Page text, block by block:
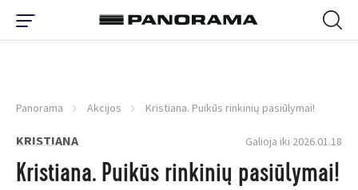
Panorama Akcijos Kristiana. Puikūs rinkinių pasiūlymai!
KRISTIANA Galioja iki 2026.01.18
Kristiana. Puikūs rinkinių pasiūlymai!